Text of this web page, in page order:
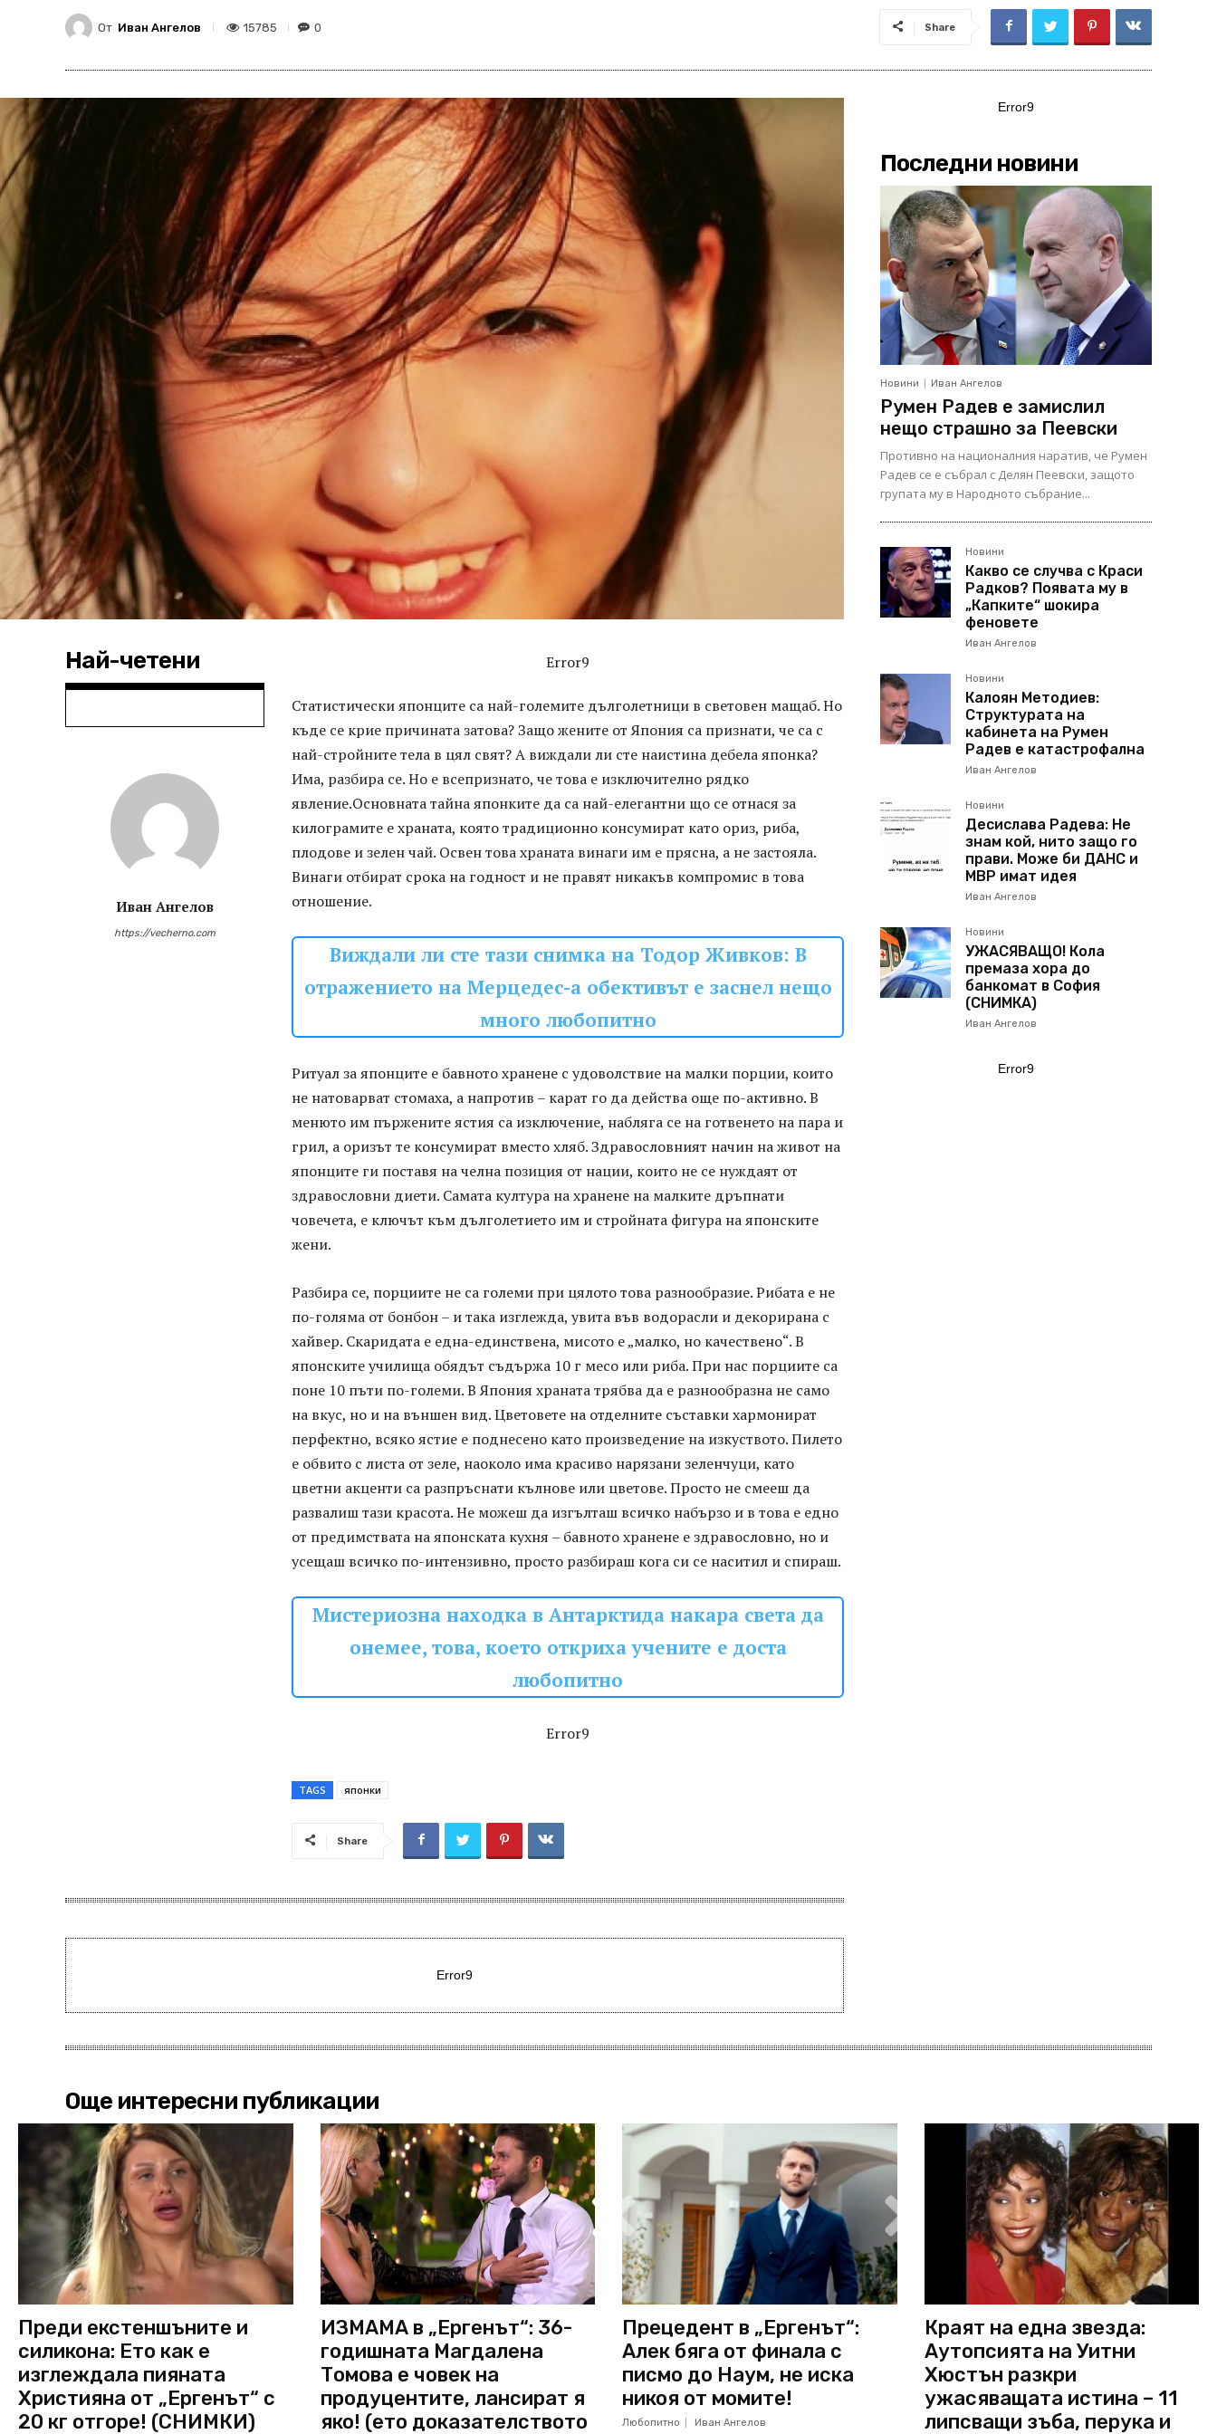
От Иван Ангелов 15785 0 Share
Най-четени
Иван Ангелов
https://vecherno.com
Error9
Статистически японците са най-големите дълголетници в световен мащаб. Но
къде се крие причината затова? Защо жените от Япония са признати, че са с
най-стройните тела в цял свят? А виждали ли сте наистина дебела японка?
Има, разбира се. Но е всепризнато, че това е изключително рядко
явление.Основната тайна японките да са най-елегантни що се отнася за
килограмите е храната, която традиционно консумират като ориз, риба,
плодове и зелен чай. Освен това храната винаги им е прясна, а не застояла.
Винаги отбират срока на годност и не правят никакъв компромис в това
отношение.
Виждали ли сте тази снимка на Тодор Живков: В
отражението на Мерцедес-а обективът е заснел нещо
много любопитно
Ритуал за японците е бавното хранене с удоволствие на малки порции, които
не натоварват стомаха, а напротив – карат го да действа още по-активно. В
менюто им пържените ястия са изключение, набляга се на готвенето на пара и
грил, а оризът те консумират вместо хляб. Здравословният начин на живот на
японците ги поставя на челна позиция от нации, които не се нуждаят от
здравословни диети. Самата култура на хранене на малките дръпнати
човечета, е ключът към дълголетието им и стройната фигура на японските
жени.
Разбира се, порциите не са големи при цялото това разнообразие. Рибата е не
по-голяма от бонбон – и така изглежда, увита във водорасли и деко­рирана с
хайвер. Скаридата е една-единствена, мисото е „малко, но качествено“. В
японските училища обядът съдържа 10 г месо или риба. При нас порциите са
поне 10 пъти по-големи. В Япония храната трябва да е разнообразна не само
на вкус, но и на външен вид. Цветовете на отделните съставки хармонират
перфектно, всяко ястие е поднесено като произведение на изкуството. Пилето
е обвито с листа от зеле, наоколо има красиво нарязани зеленчуци, като
цветни акценти са разпръснати кълнове или цветове. Просто не смееш да
развалиш тази красота. Не можеш да изгълташ всичко набързо и в това е едно
от предимствата на японска­та кухня – бавното хранене е здравословно, но и
усещаш всичко по-интензивно, просто разбираш кога си се наситил и спираш.
Мистериозна находка в Антарктида накара света да
онемее, това, което откриха учените е доста
любопитно
Error9
TAGS японки
Share
Error9
Error9
Последни новини
Новини Иван Ангелов
Румен Радев е замислил
нещо страшно за Пеевски
Противно на националния наратив, че Румен
Радев се е събрал с Делян Пеевски, защото
групата му в Народното събрание...
Новини
Какво се случва с Краси
Радков? Появата му в
„Капките“ шокира
феновете
Иван Ангелов
Новини
Калоян Методиев:
Структурата на
кабинета на Румен
Радев е катастрофална
Иван Ангелов
Новини
Десислава Радева: Не
знам кой, нито защо го
прави. Може би ДАНС и
МВР имат идея
Иван Ангелов
Новини
УЖАСЯВАЩО! Кола
премаза хора до
банкомат в София
(СНИМКА)
Иван Ангелов
Error9
Още интересни публикации
Преди екстеншъните и
силикона: Ето как е
изглеждала пияната
Християна от „Ергенът“ с
20 кг отгоре! (СНИМКИ)
ИЗМАМА в „Ергенът“: 36-
годишната Магдалена
Томова е човек на
продуцентите, лансират я
яко! (ето доказателството
Прецедент в „Ергенът“:
Алек бяга от финала с
писмо до Наум, не иска
никоя от момите!
Любопитно Иван Ангелов
Краят на една звезда:
Аутопсията на Уитни
Хюстън разкри
ужасяващата истина – 11
липсващи зъба, перука и